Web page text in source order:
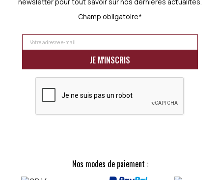
Champ obligatoire*
Nos modes de paiement :